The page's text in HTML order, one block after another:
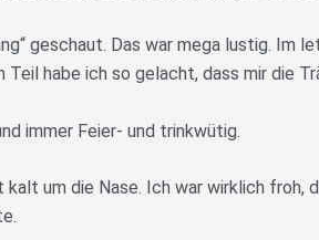
geschaut. Das war mega lustig. Im
habe ich so gelacht, dass mir die
immer Feier- und trinkwütig.
um die Nase. Ich war wirklich froh,